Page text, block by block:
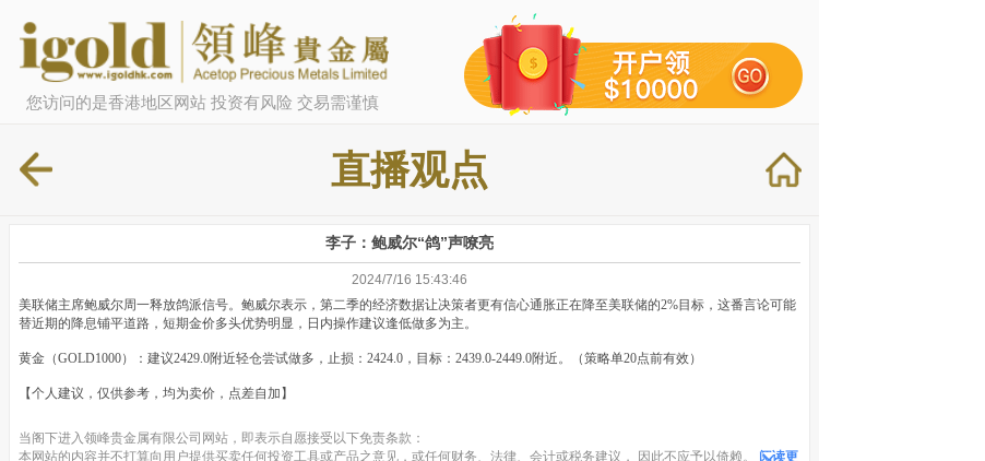
您访问的是香港地区网站 投资有风险 交易需谨慎
直播观点
李子：鲍威尔“鸽”声嘹亮
2024/7/16 15:43:46
美联储主席鲍威尔周一释放鸽派信号。鲍威尔表示，第二季的经济数据让决策者更有信心通胀正在降至美联储的2%目标，这番言论可能
替近期的降息铺平道路，短期金价多头优势明显，日内操作建议逢低做多为主。
黄金（GOLD1000）：建议2429.0附近轻仓尝试做多，止损：2424.0，目标：2439.0-2449.0附近。（策略单20点前有效）
【个人建议，仅供参考，均为卖价，点差自加】
当阁下进入领峰贵金属有限公司网站，即表示自愿接受以下免责条款：
本网站的内容并不打算向用户提供买卖任何投资工具或产品之意见，或任何财务、法律、会计或税务建议， 因此不应予以倚赖。
阅读更